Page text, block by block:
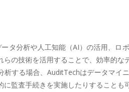
タ分析や人工知能（AI）の活用、ロ
らの技術を活用することで、効率的な
析する場合、AuditTechはデータマイ
監査手続きを実施したりすることも